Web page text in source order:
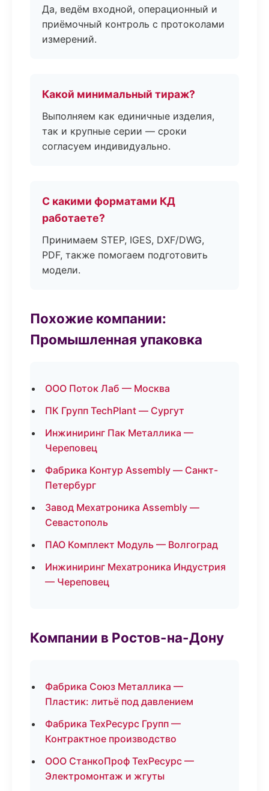
Да, ведём входной, операционный и
приёмочный контроль с протоколами
измерений.
Какой минимальный тираж?
Выполняем как единичные изделия,
так и крупные серии — сроки
согласуем индивидуально.
С какими форматами КД
работаете?
Принимаем STEP, IGES, DXF/DWG,
PDF, также помогаем подготовить
модели.
Похожие компании:
Промышленная упаковка
ООО Поток Лаб — Москва
ПК Групп TechPlant — Сургут
Инжиниринг Пак Металлика —
Череповец
Фабрика Контур Assembly — Санкт-
Петербург
Завод Мехатроника Assembly —
Севастополь
ПАО Комплект Модуль — Волгоград
Инжиниринг Мехатроника Индустрия
— Череповец
Компании в Ростов-на-Дону
Фабрика Союз Металлика —
Пластик: литьё под давлением
Фабрика ТехРесурс Групп —
Контрактное производство
ООО СтанкоПроф ТехРесурс —
Электромонтаж и жгуты